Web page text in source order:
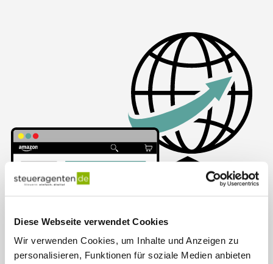
Diese Webseite verwendet Cookies
Wir verwenden Cookies, um Inhalte und Anzeigen zu
personalisieren, Funktionen für soziale Medien anbieten